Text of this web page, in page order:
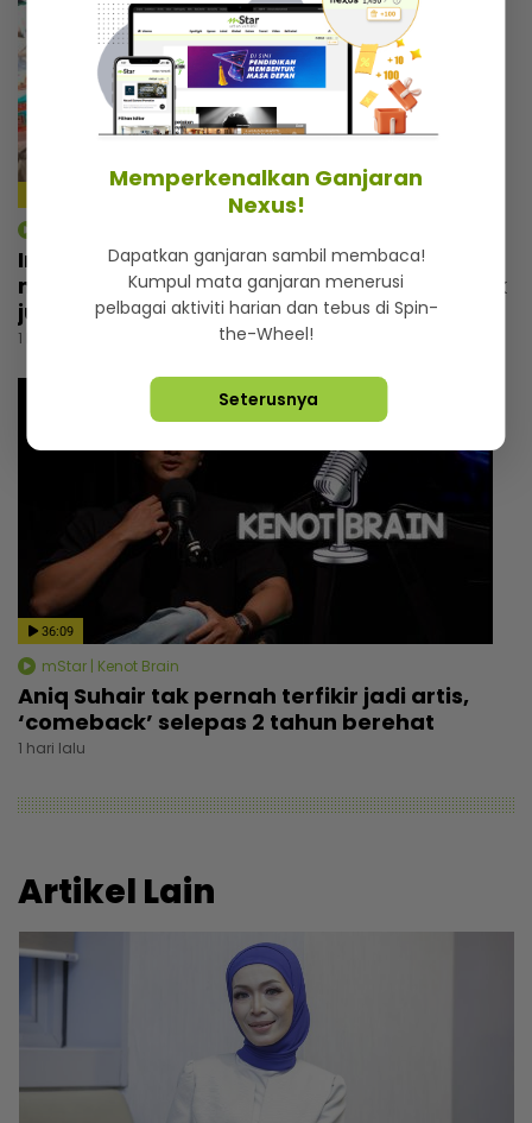
Irfan Zaini sibuk penggambaran di India,
mak sampai nak buat ‘appointment’ untuk
jumpa
1 hari lalu
36:09
mStar | Kenot Brain
Aniq Suhair tak pernah terfikir jadi artis,
‘comeback’ selepas 2 tahun berehat
1 hari lalu
Artikel Lain
Memperkenalkan Ganjaran
Nexus!
Dapatkan ganjaran sambil membaca!
Kumpul mata ganjaran menerusi
pelbagai aktiviti harian dan tebus di Spin-
the-Wheel!
Seterusnya